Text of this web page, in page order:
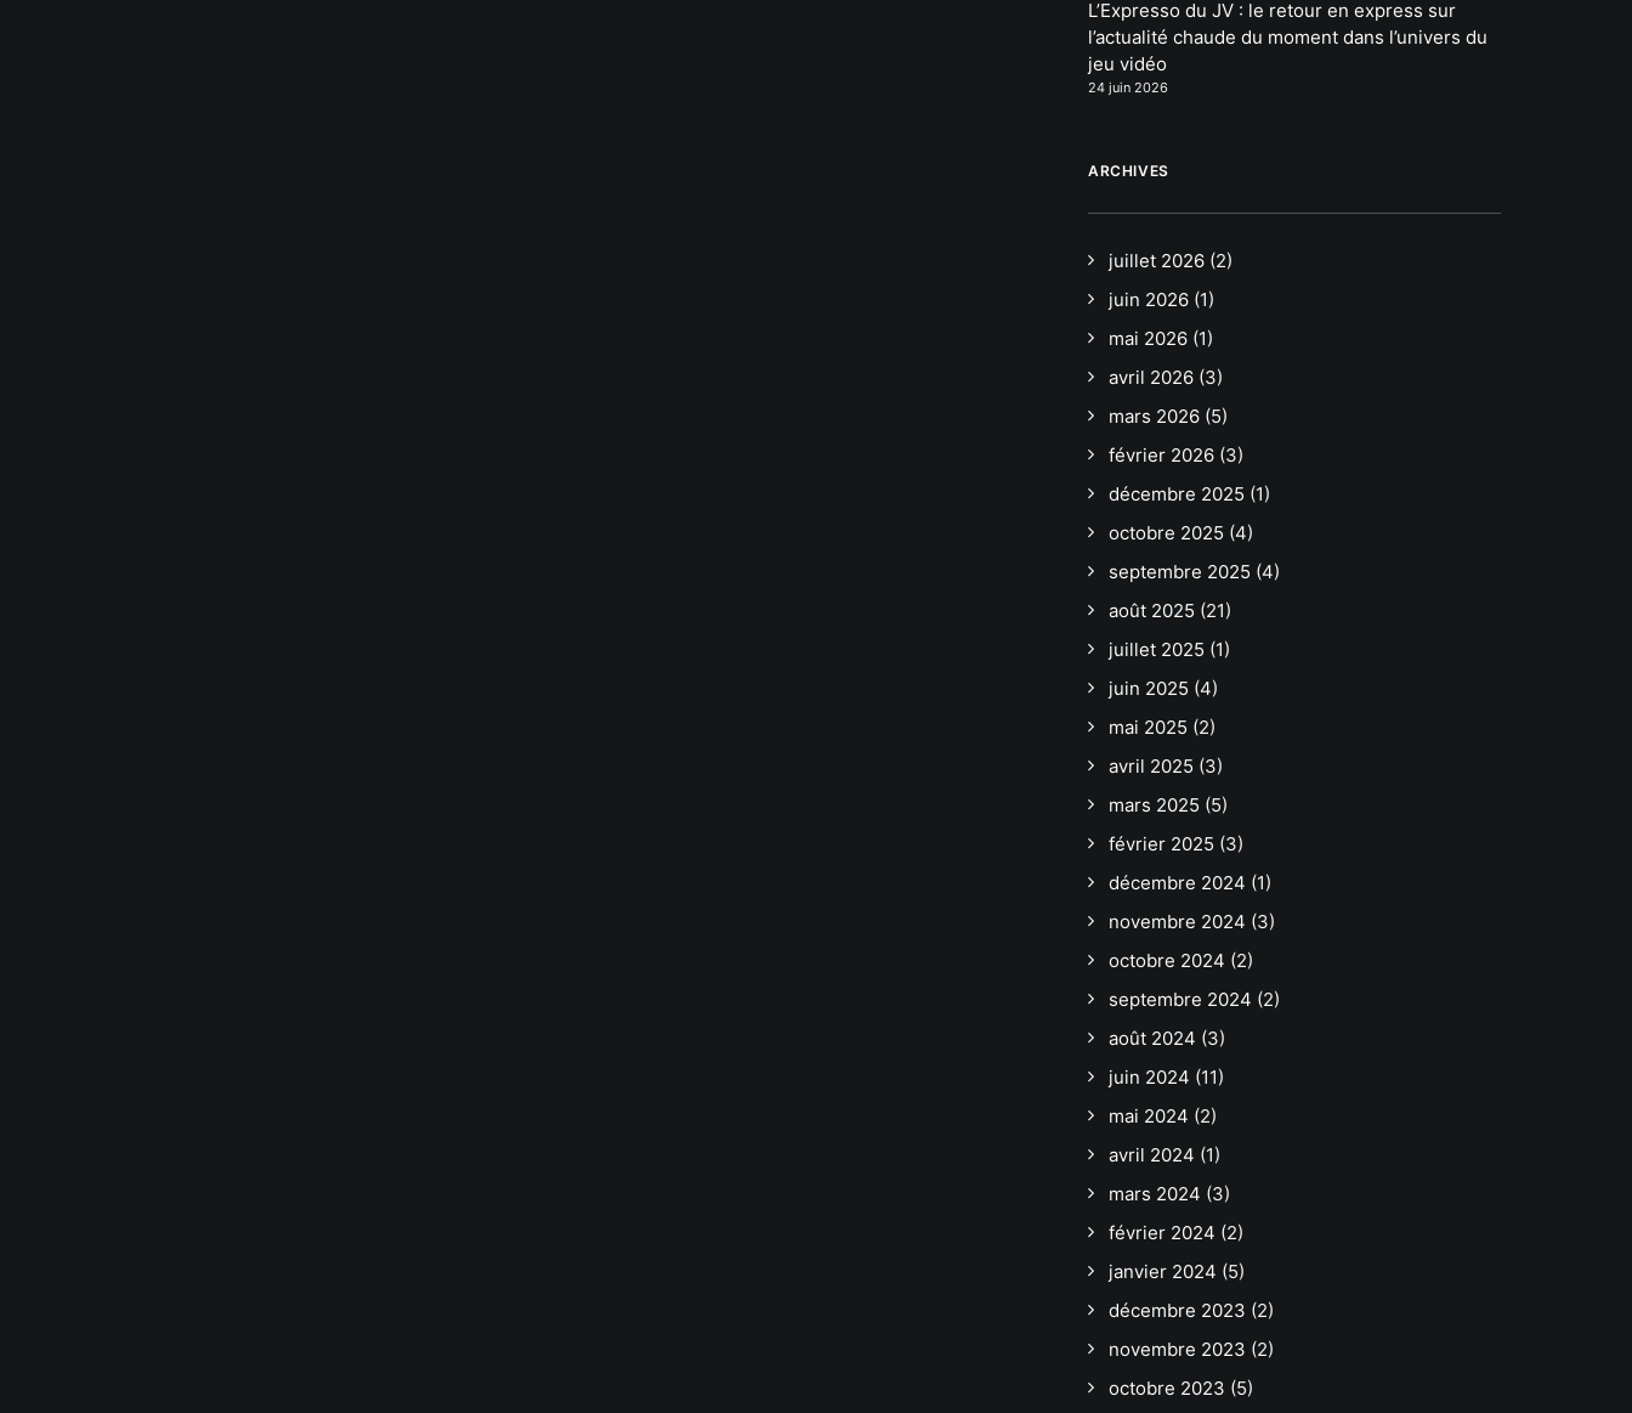
L’Expresso du JV : le retour en express sur
l’actualité chaude du moment dans l’univers du
jeu vidéo
24 juin 2026
ARCHIVES
juillet 2026 (2)
juin 2026 (1)
mai 2026 (1)
avril 2026 (3)
mars 2026 (5)
février 2026 (3)
décembre 2025 (1)
octobre 2025 (4)
septembre 2025 (4)
août 2025 (21)
juillet 2025 (1)
juin 2025 (4)
mai 2025 (2)
avril 2025 (3)
mars 2025 (5)
février 2025 (3)
décembre 2024 (1)
novembre 2024 (3)
octobre 2024 (2)
septembre 2024 (2)
août 2024 (3)
juin 2024 (11)
mai 2024 (2)
avril 2024 (1)
mars 2024 (3)
février 2024 (2)
janvier 2024 (5)
décembre 2023 (2)
novembre 2023 (2)
octobre 2023 (5)